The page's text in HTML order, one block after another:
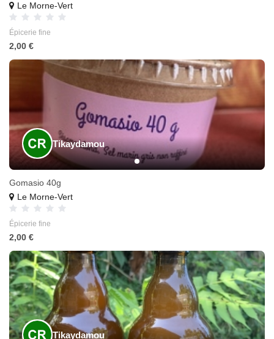
Le Morne-Vert
Épicerie fine
2,00 €
Tikaydamou
Gomasio 40g
Le Morne-Vert
Épicerie fine
2,00 €
Tikaydamou